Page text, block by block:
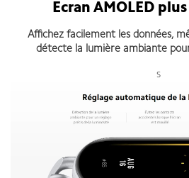
Ecran AMOLED
Affichez facilement les données,
détecte la lumière ambiante
s